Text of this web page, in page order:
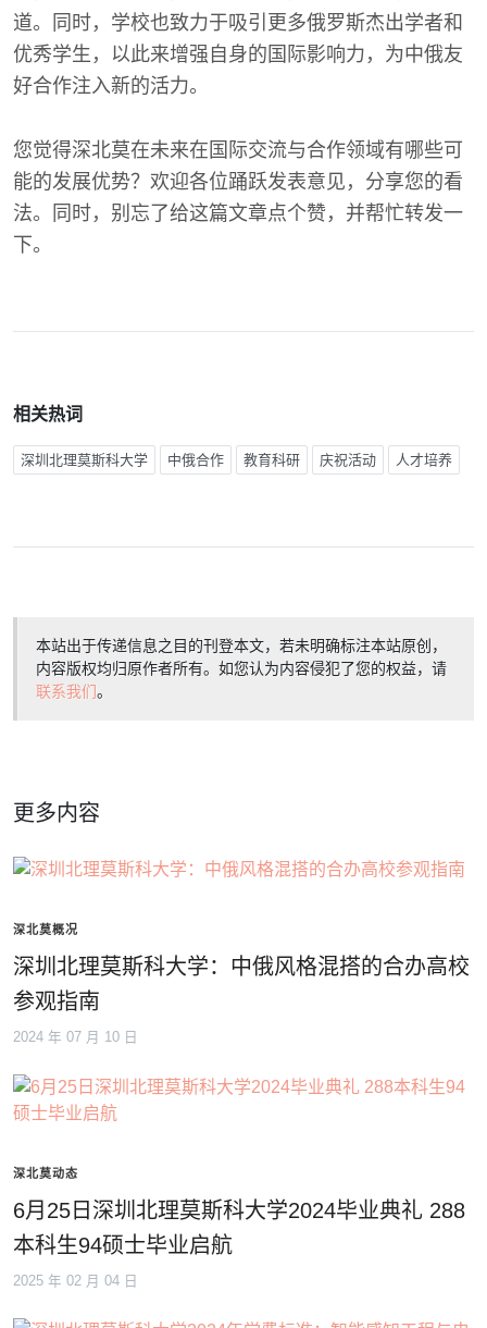
道。同时，学校也致力于吸引更多俄罗斯杰出学者和
优秀学生，以此来增强自身的国际影响力，为中俄友
好合作注入新的活力。
您觉得深北莫在未来在国际交流与合作领域有哪些可
能的发展优势？欢迎各位踊跃发表意见，分享您的看
法。同时，别忘了给这篇文章点个赞，并帮忙转发一
下。
相关热词
深圳北理莫斯科大学 中俄合作 教育科研 庆祝活动 人才培养
本站出于传递信息之目的刊登本文，若未明确标注本站原创，
内容版权均归原作者所有。如您认为内容侵犯了您的权益，请
联系我们。
更多内容
深北莫概况
深圳北理莫斯科大学：中俄风格混搭的合办高校
参观指南
2024 年 07 月 10 日
深北莫动态
6月25日深圳北理莫斯科大学2024毕业典礼 288
本科生94硕士毕业启航
2025 年 02 月 04 日